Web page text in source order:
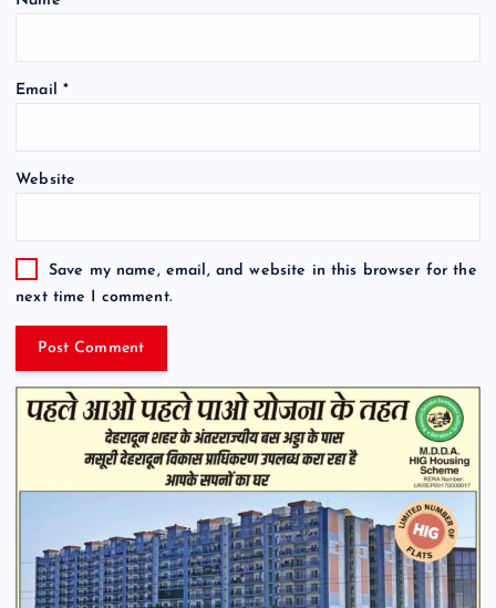
Email *
Website
Save my name, email, and website in this browser for the
next time I comment.